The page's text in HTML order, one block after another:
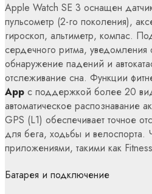
Apple Watch SE 3 оснащен
пульсометр (2-го поколения),
гироскоп, альтиметр, компас.
сердечного ритма, уведомления
обнаружение падений и
отслеживание сна. Функции
App с поддержкой более 20
автоматическое распознавание
GPS (L1) обеспечивает точное
для бега, ходьбы и велоспорта.
приложениями, такими как
Батарея и подключение